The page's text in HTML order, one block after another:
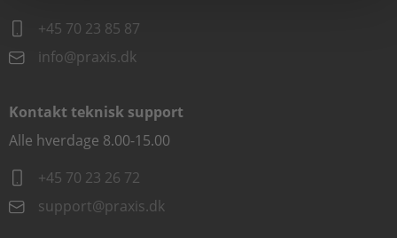
+45 70 23 85 87
info@praxis.dk
Kontakt teknisk support
Alle hverdage 8.00-15.00
+45 70 23 26 72
support@praxis.dk